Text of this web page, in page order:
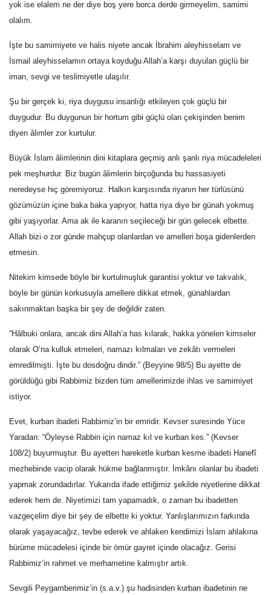
yok ise elalem ne der diye boş yere borca derde girmeyelim, samimi
olalım.
İşte bu samimiyete ve halis niyete ancak İbrahim aleyhisselam ve
İsmail aleyhisselamın ortaya koyduğu Allah’a karşı duyulan güçlü bir
iman, sevgi ve teslimiyetle ulaşılır.
Şu bir gerçek ki, riya duygusu insanlığı etkileyen çok güçlü bir
duygudur. Bu duygunun bir hortum gibi güçlü olan çekişinden benim
diyen âlimler zor kurtulur.
Büyük İslam âlimlerinin dini kitaplara geçmiş anlı şanlı riya mücadeleleri
pek meşhurdur. Biz bugün âlimlerin birçoğunda bu hassasiyeti
neredeyse hiç göremiyoruz. Halkın karşısında riyanın her türlüsünü
gözümüzün içine baka baka yapıyor, hatta riya diye bir günah yokmuş
gibi yaşıyorlar. Ama ak ile karanın seçileceği bir gün gelecek elbette.
Allah bizi o zor günde mahçup olanlardan ve amelleri boşa gidenlerden
etmesin.
Nitekim kimsede böyle bir kurtulmuşluk garantisi yoktur ve takvalık,
böyle bir günün korkusuyla amellere dikkat etmek, günahlardan
sakınmaktan başka bir şey de değildir zaten.
“Hâlbuki onlara, ancak dini Allah’a has kılarak, hakka yönelen kimseler
olarak O’na kulluk etmeleri, namazı kılmaları ve zekâtı vermeleri
emredilmişti. İşte bu dosdoğru dindir.” (Beyyine 98/5) Bu ayette de
görüldüğü gibi Rabbimiz bizden tüm amellerimizde ihlas ve samimiyet
istiyor.
Evet, kurban ibadeti Rabbimiz’in bir emridir. Kevser suresinde Yüce
Yaradan: “Öyleyse Rabbin için namaz kıl ve kurban kes.” (Kevser
108/2) buyurmuştur. Bu ayetten hareketle kurban kesme ibadeti Hanefî
mezhebinde vacip olarak hükme bağlanmıştır. İmkânı olanlar bu ibadeti
yapmak zorundadırlar. Yukarıda ifade ettiğimiz şekilde niyetlerine dikkat
ederek hem de. Niyetimizi tam yapamadık, o zaman bu ibadetten
vazgeçelim diye bir şey de elbette ki yoktur. Yanlışlarımızın farkında
olarak yaşayacağız, tevbe ederek ve ahlaken kendimizi İslam ahlakına
bürüme mücadelesi içinde bir ömür gayret içinde olacağız. Gerisi
Rabbimiz’in rahmet ve merhametine kalmıştır artık.
Sevgili Peygamberimiz’in (s.a.v.) şu hadisinden kurban ibadetinin ne